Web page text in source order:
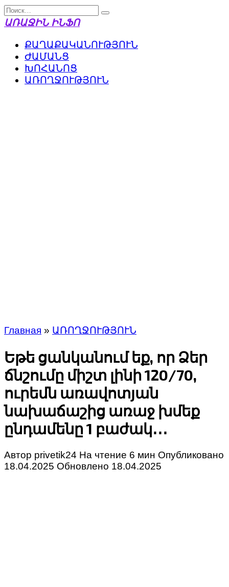
Перейти
к
Search
for:
ԱՌԱՋԻՆ ԻՆՖՈ
ՔԱՂԱՔԱԿԱՆՈՒԹՅՈՒՆ
ԺԱՄԱՆՑ
ԽՈՀԱՆՈՑ
ԱՌՈՂՋՈՒԹՅՈՒՆ
Главная » ԱՌՈՂՋՈՒԹՅՈՒՆ
Եթե ցանկանում եք, որ Ձեր
ճնշումը միշտ լինի 120/70,
ուրեմն առավոտյան
նախաճաշից առաջ խմեք
ընդամենը 1 բաժակ․․․
Автор privetik24 На чтение 6 мин Опубликовано
18.04.2025 Обновлено 18.04.2025